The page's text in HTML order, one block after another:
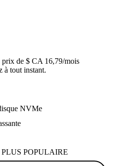
prix de $ CA 16,79/mois
à tout instant.
NVMe
POPULAIRE